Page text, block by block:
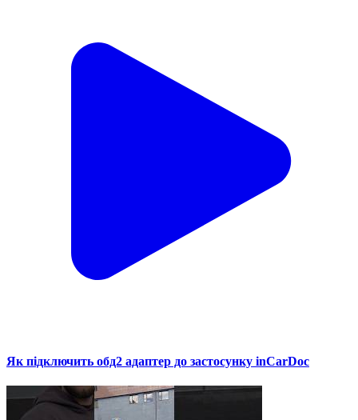
Як підключить обд2 адаптер до застосунку inCarDoc